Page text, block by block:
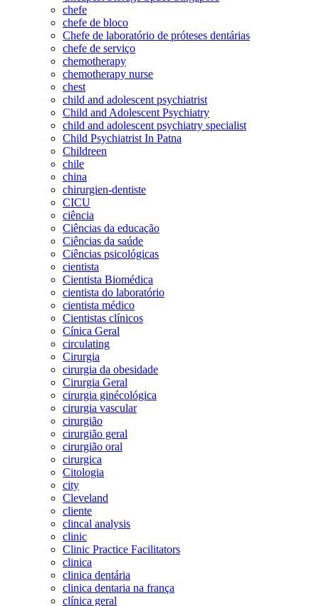
chefe
chefe de bloco
Chefe de laboratório de próteses dentárias
chefe de serviço
chemotherapy
chemotherapy nurse
chest
child and adolescent psychiatrist
Child and Adolescent Psychiatry
child and adolescent psychiatry specialist
Child Psychiatrist In Patna
Childreen
chile
china
chirurgien-dentiste
CICU
ciência
Ciências da educação
Ciências da saúde
Ciências psicológicas
cientista
Cientista Biomédica
cientista do laboratório
cientista médico
Cientistas clínicos
Cínica Geral
circulating
Cirurgia
cirurgia da obesidade
Cirurgia Geral
cirurgia ginécológica
cirurgia vascular
cirurgião
cirurgião geral
cirurgião oral
cirurgica
Citologia
city
Cleveland
cliente
clincal analysis
clinic
Clinic Practice Facilitators
clinica
clinica dentária
clinica dentaria na frança
clínica geral